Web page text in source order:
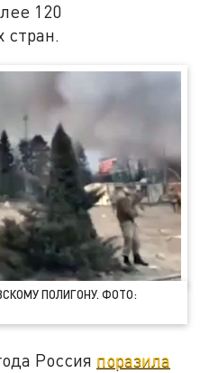
120
стран.
ПОЛИГОНУ. ФОТО:
Россия поразила